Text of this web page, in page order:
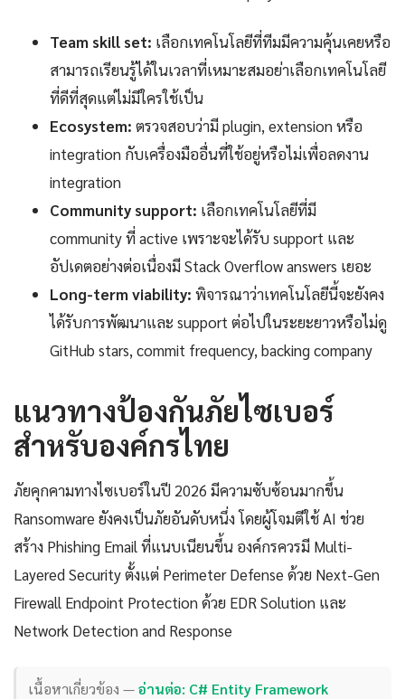
Team skill set: เลือกเทคโนโลยีที่ทีมมีความคุ้นเคยหรือ
สามารถเรียนรู้ได้ในเวลาที่เหมาะสมอย่าเลือกเทคโนโลยี
ที่ดีที่สุดแต่ไม่มีใครใช้เป็น
Ecosystem: ตรวจสอบว่ามี plugin, extension หรือ
integration กับเครื่องมืออื่นที่ใช้อยู่หรือไม่เพื่อลดงาน
integration
Community support: เลือกเทคโนโลยีที่มี
community ที่ active เพราะจะได้รับ support และ
อัปเดตอย่างต่อเนื่องมี Stack Overflow answers เยอะ
Long-term viability: พิจารณาว่าเทคโนโลยีนี้จะยังคง
ได้รับการพัฒนาและ support ต่อไปในระยะยาวหรือไม่ดู
GitHub stars, commit frequency, backing company
แนวทางป้องกันภัยไซเบอร์
สำหรับองค์กรไทย
ภัยคุกคามทางไซเบอร์ในปี 2026 มีความซับซ้อนมากขึ้น
Ransomware ยังคงเป็นภัยอันดับหนึ่ง โดยผู้โจมตีใช้ AI ช่วย
สร้าง Phishing Email ที่แนบเนียนขึ้น องค์กรควรมี Multi-
Layered Security ตั้งแต่ Perimeter Defense ด้วย Next-Gen
Firewall Endpoint Protection ด้วย EDR Solution และ
Network Detection and Response
เนื้อหาเกี่ยวข้อง —อ่านต่อ: C# Entity Framework